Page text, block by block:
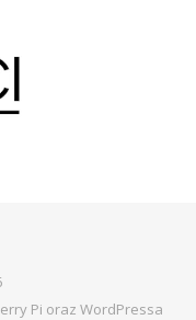
Pi oraz WordPressa